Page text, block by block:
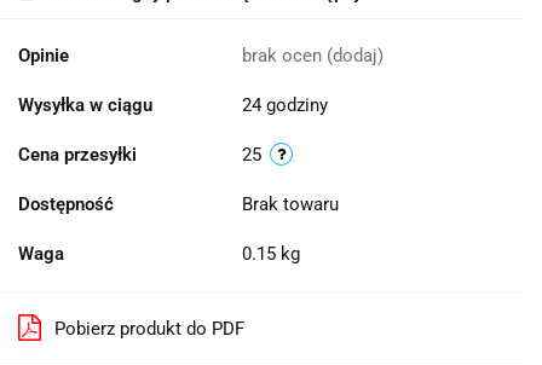
Opinie brak ocen (dodaj)
Wysyłka w ciągu 24 godziny
Cena przesyłki 25
Dostępność Brak towaru
Waga 0.15 kg
Pobierz produkt do PDF